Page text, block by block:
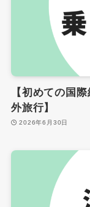
【初めての国
外旅行】
2026年6月30日